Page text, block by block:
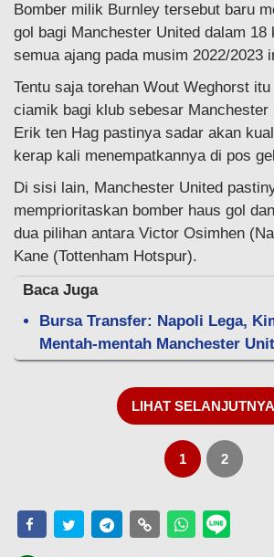
Bomber milik Burnley tersebut baru
gol bagi Manchester United dalam 18
semua ajang pada musim 2022/2023
Tentu saja torehan Wout Weghorst
ciamik bagi klub sebesar Manchester
Erik ten Hag pastinya sadar akan
kerap kali menempatkannya di pos
Di sisi lain, Manchester United
memprioritaskan bomber haus gol
dua pilihan antara Victor Osimhen
Kane (Tottenham Hotspur).
Baca Juga
Bursa Transfer: Napoli Lega,
Mentah-mentah Manchester
LIHAT SELANJUTNYA
1 2